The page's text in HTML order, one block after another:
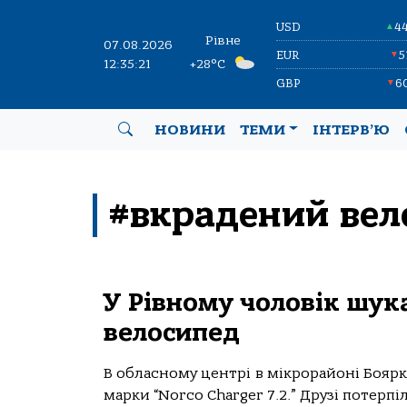
07.08.2026
12:35:21
Рівне
+28°C
USD ▲
EUR ▼
GBP ▼
НОВИНИ ТЕМИ ІНТЕРВ’Ю
#вкрадений
У Рівному чоловік
велосипед
В обласному центрі в мікрорайоні
марки “Norco Charger 7.2.” Друзі